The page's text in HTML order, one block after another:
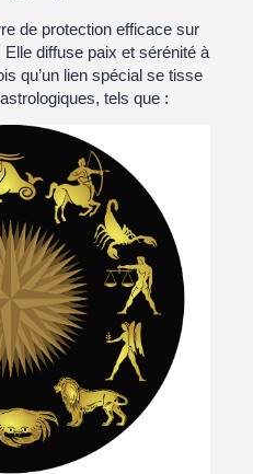
de protection efficace sur
diffuse paix et sérénité à
qu’un lien spécial se tisse
tels que :